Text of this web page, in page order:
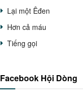
Lại một Êđen
Hơn cả máu
Tiếng gọi
Facebook Hội Dòng